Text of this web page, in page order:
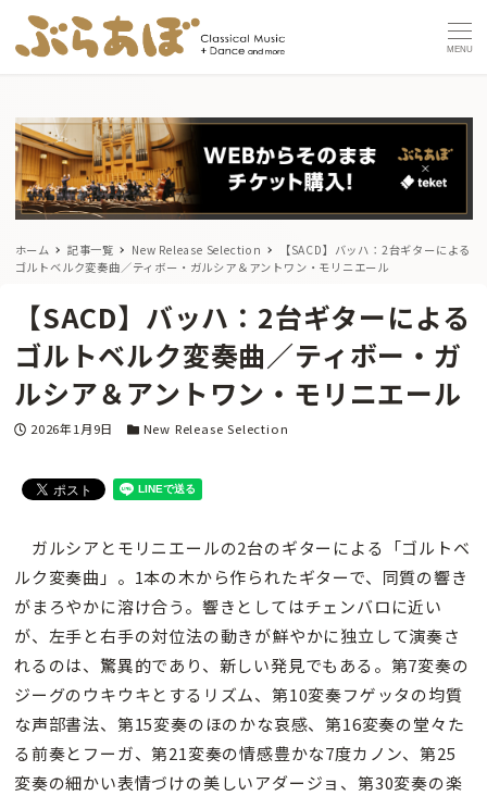
MENU
ホーム 記事一覧 New Release Selection
【SACD】バッハ：2台ギターによる
ゴルトベルク変奏曲／ティボー・ガルシア＆アントワン・モリニエール
【SACD】バッハ：2台ギターによる
ゴルトベルク変奏曲／ティボー・ガ
ルシア＆アントワン・モリニエール
投稿日
2026年1月9日 カテゴリー
New Release Selection
ガルシアとモリニエールの2台のギターによる「ゴルトベ
ルク変奏曲」。1本の木から作られたギターで、同質の響き
がまろやかに溶け合う。響きとしてはチェンバロに近い
が、左手と右手の対位法の動きが鮮やかに独立して演奏さ
れるのは、驚異的であり、新しい発見でもある。第7変奏の
ジーグのウキウキとするリズム、第10変奏フゲッタの均質
な声部書法、第15変奏のほのかな哀感、第16変奏の堂々た
る前奏とフーガ、第21変奏の情感豊かな7度カノン、第25
変奏の細かい表情づけの美しいアダージョ、第30変奏の楽